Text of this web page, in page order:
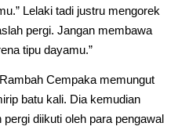
Lelaki tadi justru mengorek
pergi. Jangan membawa
tipu dayamu.”
Cempaka memungut
batu kali. Dia kemudian
diikuti oleh para pengawal